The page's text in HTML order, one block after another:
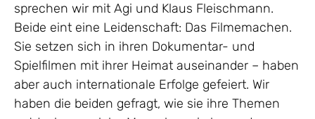
sprechen wir mit Agi und Klaus Fleischmann.
Beide eint eine Leidenschaft: Das Filmemachen.
Sie setzen sich in ihren Dokumentar- und
Spielfilmen mit ihrer Heimat auseinander – haben
aber auch internationale Erfolge gefeiert. Wir
haben die beiden gefragt, wie sie ihre Themen